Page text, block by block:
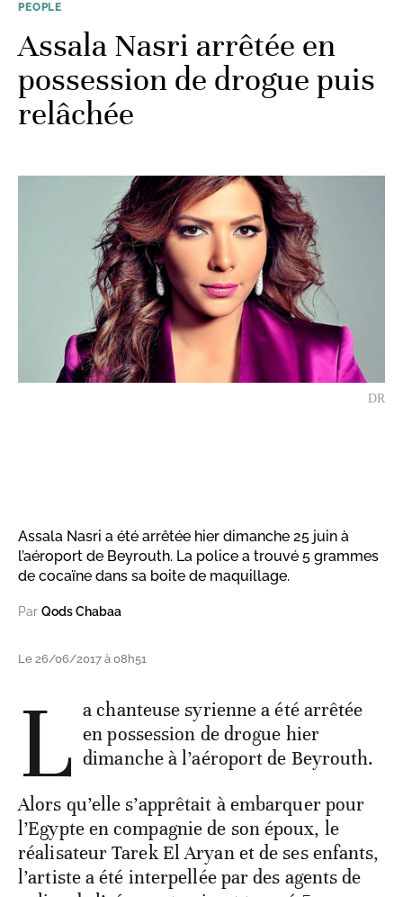
PEOPLE
Assala Nasri arrêtée en
possession de drogue puis
relâchée
DR
Assala Nasri a été arrêtée hier dimanche 25 juin à
l’aéroport de Beyrouth. La police a trouvé 5 grammes
de cocaïne dans sa boite de maquillage.
Par Qods Chabaa
Le 26/06/2017 à 08h51
L a chanteuse syrienne a été arrêtée
en possession de drogue hier
dimanche à l’aéroport de Beyrouth.
Alors qu’elle s’apprêtait à embarquer pour
l’Egypte en compagnie de son époux, le
réalisateur Tarek El Aryan et de ses enfants,
l’artiste a été interpellée par des agents de